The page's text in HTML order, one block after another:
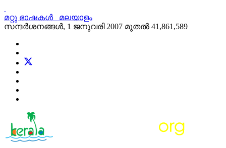
മറ്റു ഭാഷകള്‍
മലയാളം
സന്ദര്‍ശനങ്ങള്‍, 1 ജനുവരി 2007 മുതല്‍ 41,861,589